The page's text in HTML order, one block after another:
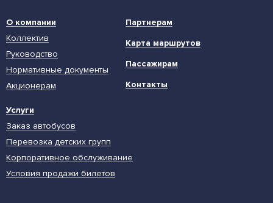
О компании
Коллектив
Руководство
Нормативные документы
Акционерам
Услуги
Заказ автобусов
Перевозка детских групп
Корпоративное обслуживание
Условия продажи билетов
Партнерам
Карта маршрутов
Пассажирам
Контакты